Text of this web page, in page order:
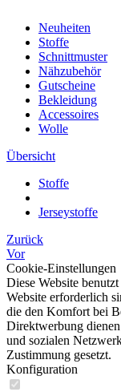
Neuheiten
Stoffe
Schnittmuster
Nähzubehör
Gutscheine
Bekleidung
Accessoires
Wolle
Übersicht
Stoffe
Jerseystoffe
Zurück
Vor
Cookie-Einstellungen
Diese Website
Website erforderlich
die den Komfort bei
Direktwerbung
und sozialen
Zustimmung gesetzt.
Konfiguration